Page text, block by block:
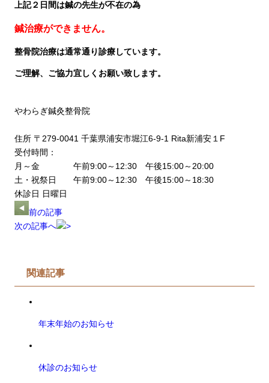
上記２日間は鍼の先生が不在の為
鍼治療ができません。
整骨院治療は通常通り診療しています。
ご理解、ご協力宜しくお願い致します。
やわらぎ鍼灸整骨院
住所 〒279-0041 千葉県浦安市堀江6-9-1 Rita新浦安１F
受付時間：
月～金 午前9:00～12:30 午後15:00～20:00
土・祝祭日 午前9:00～12:30 午後15:00～18:30
休診日 日曜日
前の記事
次の記事へ
関連記事
年末年始のお知らせ
休診のお知らせ